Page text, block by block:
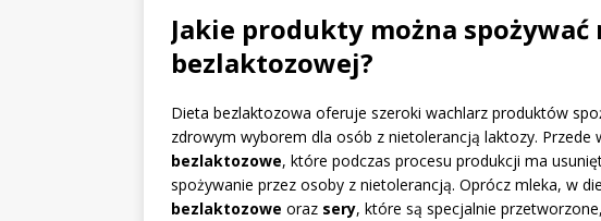
Jakie produkty można spożywać
bezlaktozowej?
Dieta bezlaktozowa oferuje szeroki wachlarz produktów
zdrowym wyborem dla osób z nietolerancją laktozy. Przede
bezlaktozowe, które podczas procesu produkcji ma
spożywanie przez osoby z nietolerancją. Oprócz mleka, w
bezlaktozowe oraz sery, które są specjalnie